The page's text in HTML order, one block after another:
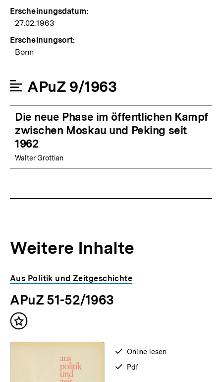
Erscheinungsdatum:
27.02.1963
Erscheinungsort:
Bonn
APuZ 9/1963
Die neue Phase im öffentlichen Kampf
zwischen Moskau und Peking seit
1962
Walter Grottian
Weitere Inhalte
Inhaltskarousell
für
weitere
Inhalte
Inhaltskarussell
überspringen
Aus Politik und Zeitgeschichte
APuZ 51-52/1963
Inhalt
verfügbar
zum
Online lesen
verfügbar
Pdf